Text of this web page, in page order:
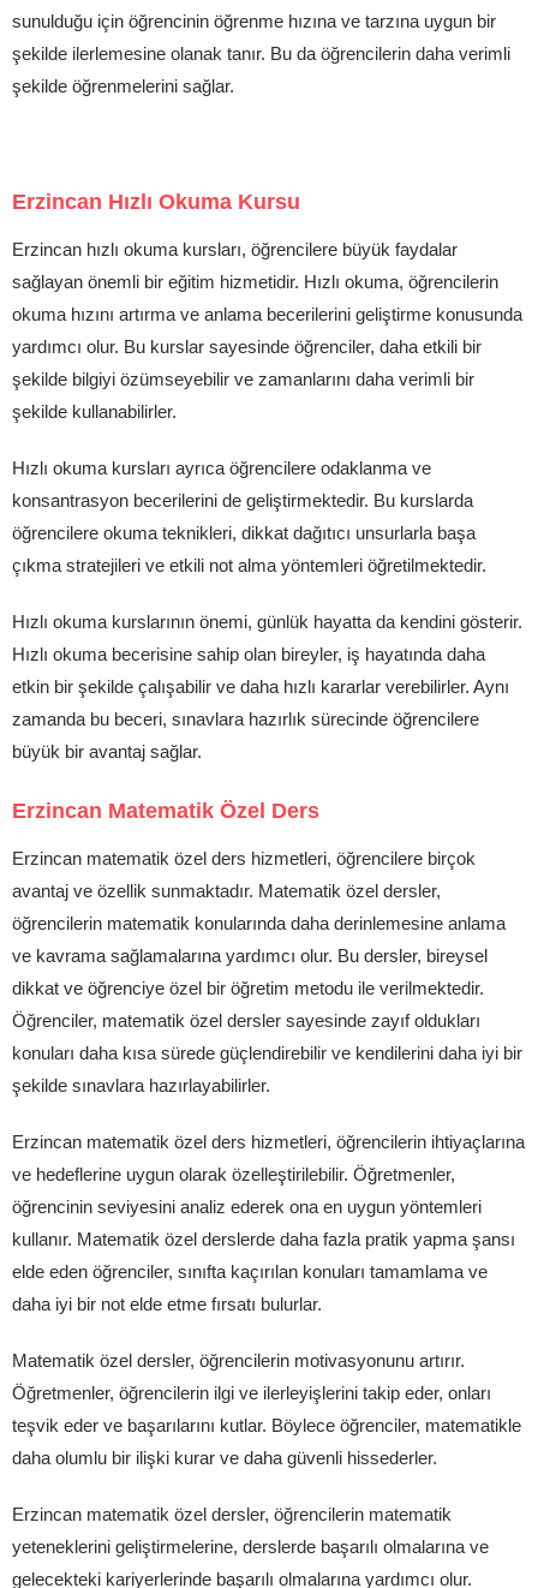
sunulduğu için öğrencinin öğrenme hızına ve tarzına uygun bir
şekilde ilerlemesine olanak tanır. Bu da öğrencilerin daha verimli
şekilde öğrenmelerini sağlar.
Erzincan Hızlı Okuma Kursu
Erzincan hızlı okuma kursları, öğrencilere büyük faydalar
sağlayan önemli bir eğitim hizmetidir. Hızlı okuma, öğrencilerin
okuma hızını artırma ve anlama becerilerini geliştirme konusunda
yardımcı olur. Bu kurslar sayesinde öğrenciler, daha etkili bir
şekilde bilgiyi özümseyebilir ve zamanlarını daha verimli bir
şekilde kullanabilirler.
Hızlı okuma kursları ayrıca öğrencilere odaklanma ve
konsantrasyon becerilerini de geliştirmektedir. Bu kurslarda
öğrencilere okuma teknikleri, dikkat dağıtıcı unsurlarla başa
çıkma stratejileri ve etkili not alma yöntemleri öğretilmektedir.
Hızlı okuma kurslarının önemi, günlük hayatta da kendini gösterir.
Hızlı okuma becerisine sahip olan bireyler, iş hayatında daha
etkin bir şekilde çalışabilir ve daha hızlı kararlar verebilirler. Aynı
zamanda bu beceri, sınavlara hazırlık sürecinde öğrencilere
büyük bir avantaj sağlar.
Erzincan Matematik Özel Ders
Erzincan matematik özel ders hizmetleri, öğrencilere birçok
avantaj ve özellik sunmaktadır. Matematik özel dersler,
öğrencilerin matematik konularında daha derinlemesine anlama
ve kavrama sağlamalarına yardımcı olur. Bu dersler, bireysel
dikkat ve öğrenciye özel bir öğretim metodu ile verilmektedir.
Öğrenciler, matematik özel dersler sayesinde zayıf oldukları
konuları daha kısa sürede güçlendirebilir ve kendilerini daha iyi bir
şekilde sınavlara hazırlayabilirler.
Erzincan matematik özel ders hizmetleri, öğrencilerin ihtiyaçlarına
ve hedeflerine uygun olarak özelleştirilebilir. Öğretmenler,
öğrencinin seviyesini analiz ederek ona en uygun yöntemleri
kullanır. Matematik özel derslerde daha fazla pratik yapma şansı
elde eden öğrenciler, sınıfta kaçırılan konuları tamamlama ve
daha iyi bir not elde etme fırsatı bulurlar.
Matematik özel dersler, öğrencilerin motivasyonunu artırır.
Öğretmenler, öğrencilerin ilgi ve ilerleyişlerini takip eder, onları
teşvik eder ve başarılarını kutlar. Böylece öğrenciler, matematikle
daha olumlu bir ilişki kurar ve daha güvenli hissederler.
Erzincan matematik özel dersler, öğrencilerin matematik
yeteneklerini geliştirmelerine, derslerde başarılı olmalarına ve
gelecekteki kariyerlerinde başarılı olmalarına yardımcı olur.